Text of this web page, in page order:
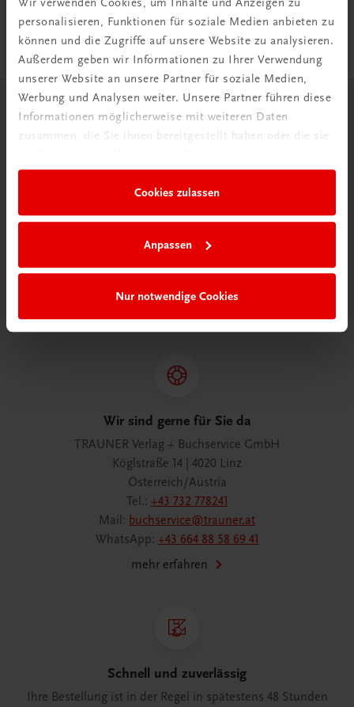
personalisieren, Funktionen für soziale Medien anbieten zu
können und die Zugriffe auf unsere Website zu analysieren.
Außerdem geben wir Informationen zu Ihrer Verwendung
unserer Website an unsere Partner für soziale Medien,
Werbung und Analysen weiter. Unsere Partner führen diese
Informationen möglicherweise mit weiteren Daten
zusammen, die Sie ihnen bereitgestellt haben oder die sie
Cookies zulassen
Anpassen
Nur notwendige Cookies
DigiBox für Lehrer/innen
Herzlich willkommen bei TRAUNER!
Wir über uns
Wir sind ein österreichisches Familienunternehmen mit
75 Mitarbeiterinnen und Mitarbeitern, die eines verbindet:
Wir sind gerne für Sie da
TRAUNER Verlag + Buchservice GmbH
Köglstraße 14 | 4020 Linz
Österreich/Austria
Tel.: +43 732 778241
Mail: buchservice@trauner.at
WhatsApp: +43 664 88 58 69 41
mehr erfahren
Schnell und zuverlässig
Ihre Bestellung ist in der Regel in spätestens 48 Stunden